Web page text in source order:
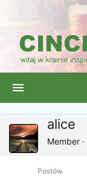
alice
Member ·
Postów